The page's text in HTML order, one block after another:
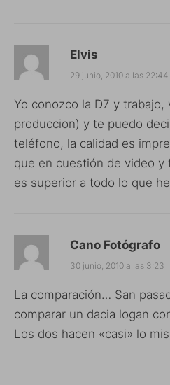
Elvis
29 junio, 2010 a las 22:44
Yo conozco la D7 y
produccion) y te puedo
teléfono, la calidad es
que en cuestión de video y
es superior a todo lo que
Cano Fotógrafo
30 junio, 2010 a las 3:23
La comparación… San
comparar un dacia logan
Los dos hacen «casi» lo